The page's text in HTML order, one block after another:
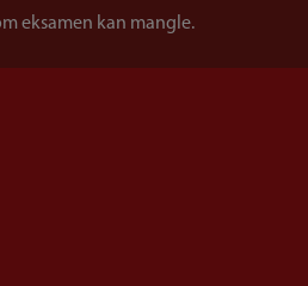
eksamen kan mangle.